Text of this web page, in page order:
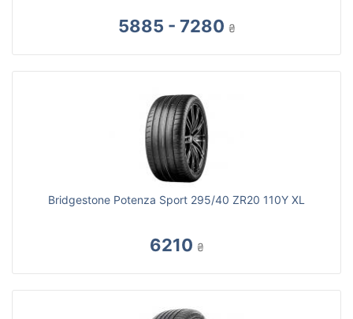
5885 - 7280 ₴
Bridgestone Potenza Sport 295/40 ZR20 110Y XL
6210 ₴